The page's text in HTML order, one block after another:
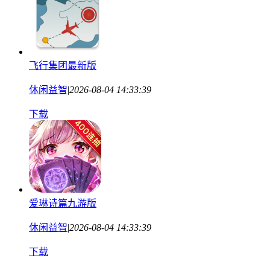
飞行集团最新版
休闲益智|2026-08-04 14:33:39
下载
爱琳诗篇九游版
休闲益智|2026-08-04 14:33:39
下载